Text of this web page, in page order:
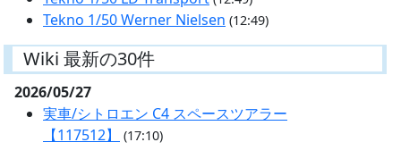
Tekno 1/50 Werner Nielsen (12:49)
Wiki 最新の30件
2026/05/27
実車/シトロエン C4 スペースツアラー
【117512】
(17:10)